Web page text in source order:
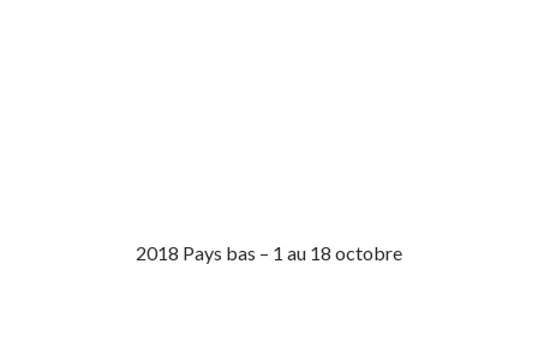
2018 Pays bas – 1 au 18 octobre